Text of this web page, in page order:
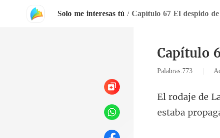
Solo me interesas tú / Capítulo 67 El despido
Capítulo
Palabras:773 |
estab